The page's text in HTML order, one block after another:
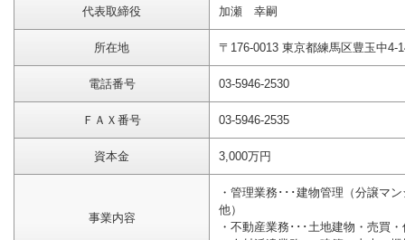
代表取締役 加瀬 幸嗣
所在地 〒176-0013 東京都練馬区豊玉中4-
電話番号 03-5946-2530
ＦＡＸ番号 03-5946-2535
資本金 3,000万円
事業内容
・管理業務･･･建物管理（分譲マ
他）
・不動産業務･･･土地建物・売買